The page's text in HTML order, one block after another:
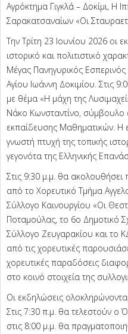
Αγρόκτημα Γιγκλά – Δοκίμι, Η
Σαρακατσαναίων «Οι
Την Τρίτη 23 Ιουνίου 2026 οι
ιστορικό και πολιτιστικό
Μέγας Πανηγυρικός
Αγίου Ιωάννη Δοκιμίου. Στις
με θέμα «Η μάχη της
Νάκο Κωνσταντίνο, σύμβουλο
εκπαίδευσης Μαθηματικών. Η
γνωστή πτυχή της τοπικής
γεγονότα της Ελληνικής
Στις 9:30 μ.μ. θα
από το Χορευτικό Τμήμα
Σύλλογο Καινουργίου «Οι
Ποταμούλας, το 6ο Δημοτικό
Σύλλογο Ζευγαρακίου και το
από τις χορευτικές
χορευτικές παραδόσεις
στο κοινό στοιχεία της
Οι εκδηλώσεις
Στις 7:30 π.μ. θα τελεστούν ο
στις 8:00 μ.μ. θα